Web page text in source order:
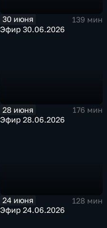
30 июня
139 мин
Эфир 30.06.2026
28 июня
176 мин
Эфир 28.06.2026
24 июня
128 мин
Эфир 24.06.2026